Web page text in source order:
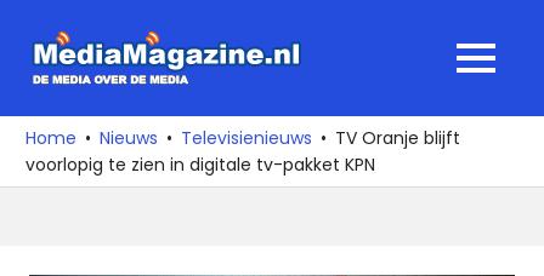
naar
media
over
de
MENU
Home Nieuws Televisienieuws
TV Oranje blijft
voorlopig te zien in digitale tv-pakket KPN